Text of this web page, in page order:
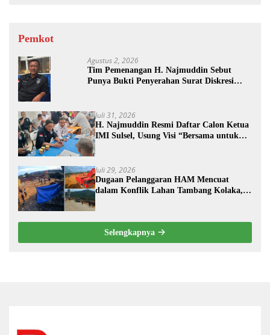
Pemkot
Agustus 2, 2026
Tim Pemenangan H. Najmuddin Sebut
Punya Bukti Penyerahan Surat Diskresi
Juli 31, 2026
H. Najmuddin Resmi Daftar Calon Ketua
IMI Sulsel, Usung Visi “Bersama untuk
Juli 29, 2026
Dugaan Pelanggaran HAM Mencuat
dalam Konflik Lahan Tambang Kolaka,
Selengkapnya